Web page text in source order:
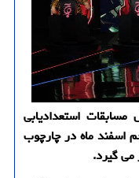
استعدادیابی
اسفند ماه در چارچوب
می گیرد.